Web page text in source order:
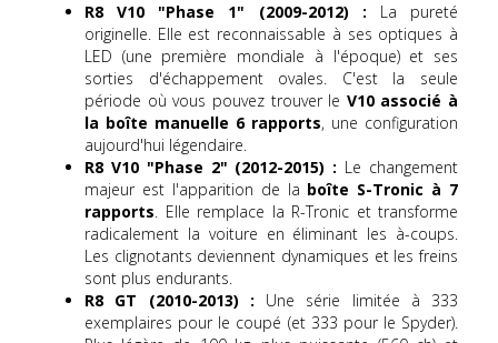
R8 V10 "Phase 1" (2009-2012) : La pureté
originelle. Elle est reconnaissable à ses optiques à
LED (une première mondiale à l'époque) et ses
sorties d'échappement ovales. C'est la seule
période où vous pouvez trouver le V10 associé à
la boîte manuelle 6 rapports, une configuration
aujourd'hui légendaire.
R8 V10 "Phase 2" (2012-2015) : Le changement
majeur est l'apparition de la boîte S-Tronic à 7
rapports. Elle remplace la R-Tronic et transforme
radicalement la voiture en éliminant les à-coups.
Les clignotants deviennent dynamiques et les freins
sont plus endurants.
R8 GT (2010-2013) : Une série limitée à 333
exemplaires pour le coupé (et 333 pour le Spyder).